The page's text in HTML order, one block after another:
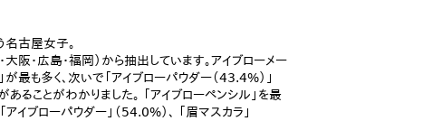
名古屋女子。
・広島・福岡）から抽出しています。アイブローメー
最も多く、次いで「アイブローパウダー（43.4%）」
ることがわかりました。 「アイブローペンシル」を最
イブローパウダー」（54.0%）、 「眉マスカラ」